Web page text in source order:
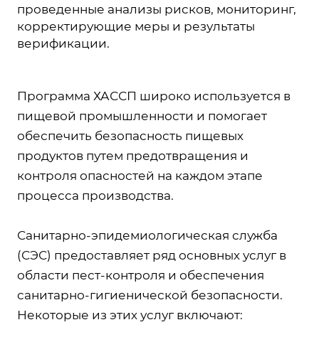
проведенные анализы рисков, мониторинг,
корректирующие меры и результаты
верификации.
Программа ХАССП широко используется в
пищевой промышленности и помогает
обеспечить безопасность пищевых
продуктов путем предотвращения и
контроля опасностей на каждом этапе
процесса производства.
Санитарно-эпидемиологическая служба
(СЭС) предоставляет ряд основных услуг в
области пест-контроля и обеспечения
санитарно-гигиенической безопасности.
Некоторые из этих услуг включают: